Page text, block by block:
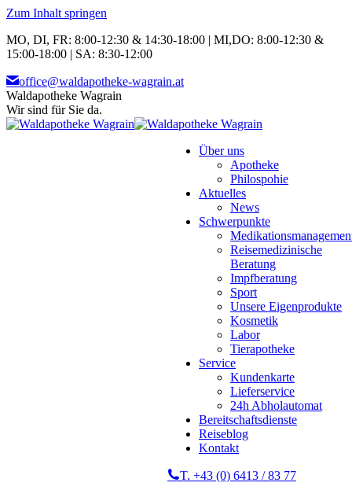
Zum Inhalt springen
MO, DI, FR: 8:00-12:30 & 14:30-18:00 | MI,DO: 8:00-12:30 &
15:00-18:00 | SA: 8:30-12:00
office@waldapotheke-wagrain.at
Waldapotheke Wagrain
Wir sind für Sie da.
Über uns
Apotheke
Philospohie
Aktuelles
News
Schwerpunkte
Reisemedizinische
Beratung
Impfberatung
Sport
Unsere Eigenprodukte
Kosmetik
Labor
Tierapotheke
Service
Kundenkarte
Lieferservice
24h Abholautomat
Bereitschaftsdienste
Reiseblog
Kontakt
T. +43 (0) 6413 / 83 77